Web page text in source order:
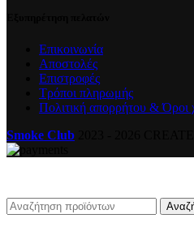
Επικοινωνία
Αποστολές
Επιστροφές
Τρόποι πληρωμής
Πολιτική απορρήτου & Όροι
Smoke Club